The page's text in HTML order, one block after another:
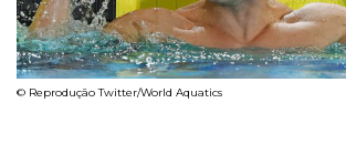
© Reprodução Twitter/World Aquatics